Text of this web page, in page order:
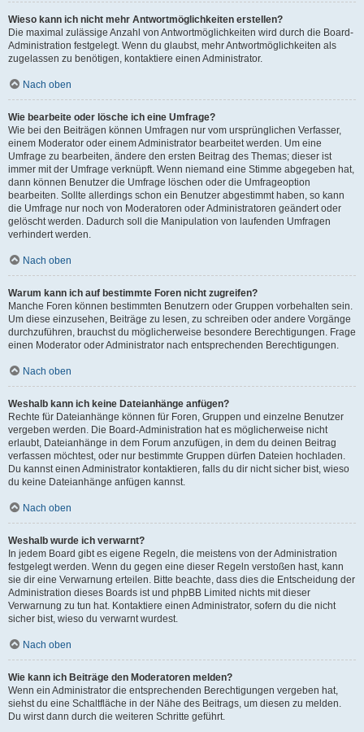
Wieso kann ich nicht mehr Antwortmöglichkeiten erstellen?
Die maximal zulässige Anzahl von Antwortmöglichkeiten wird durch die Board-
Administration festgelegt. Wenn du glaubst, mehr Antwortmöglichkeiten als
zugelassen zu benötigen, kontaktiere einen Administrator.
Nach oben
Wie bearbeite oder lösche ich eine Umfrage?
Wie bei den Beiträgen können Umfragen nur vom ursprünglichen Verfasser,
einem Moderator oder einem Administrator bearbeitet werden. Um eine
Umfrage zu bearbeiten, ändere den ersten Beitrag des Themas; dieser ist
immer mit der Umfrage verknüpft. Wenn niemand eine Stimme abgegeben hat,
dann können Benutzer die Umfrage löschen oder die Umfrageoption
bearbeiten. Sollte allerdings schon ein Benutzer abgestimmt haben, so kann
die Umfrage nur noch von Moderatoren oder Administratoren geändert oder
gelöscht werden. Dadurch soll die Manipulation von laufenden Umfragen
verhindert werden.
Nach oben
Warum kann ich auf bestimmte Foren nicht zugreifen?
Manche Foren können bestimmten Benutzern oder Gruppen vorbehalten sein.
Um diese einzusehen, Beiträge zu lesen, zu schreiben oder andere Vorgänge
durchzuführen, brauchst du möglicherweise besondere Berechtigungen. Frage
einen Moderator oder Administrator nach entsprechenden Berechtigungen.
Nach oben
Weshalb kann ich keine Dateianhänge anfügen?
Rechte für Dateianhänge können für Foren, Gruppen und einzelne Benutzer
vergeben werden. Die Board-Administration hat es möglicherweise nicht
erlaubt, Dateianhänge in dem Forum anzufügen, in dem du deinen Beitrag
verfassen möchtest, oder nur bestimmte Gruppen dürfen Dateien hochladen.
Du kannst einen Administrator kontaktieren, falls du dir nicht sicher bist, wieso
du keine Dateianhänge anfügen kannst.
Nach oben
Weshalb wurde ich verwarnt?
In jedem Board gibt es eigene Regeln, die meistens von der Administration
festgelegt werden. Wenn du gegen eine dieser Regeln verstoßen hast, kann
sie dir eine Verwarnung erteilen. Bitte beachte, dass dies die Entscheidung der
Administration dieses Boards ist und phpBB Limited nichts mit dieser
Verwarnung zu tun hat. Kontaktiere einen Administrator, sofern du die nicht
sicher bist, wieso du verwarnt wurdest.
Nach oben
Wie kann ich Beiträge den Moderatoren melden?
Wenn ein Administrator die entsprechenden Berechtigungen vergeben hat,
siehst du eine Schaltfläche in der Nähe des Beitrags, um diesen zu melden.
Du wirst dann durch die weiteren Schritte geführt.